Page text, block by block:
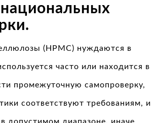
национальных
(HPMC) нуждаются в
часто или находится в
промежуточную самопроверку,
соответствуют требованиям, и